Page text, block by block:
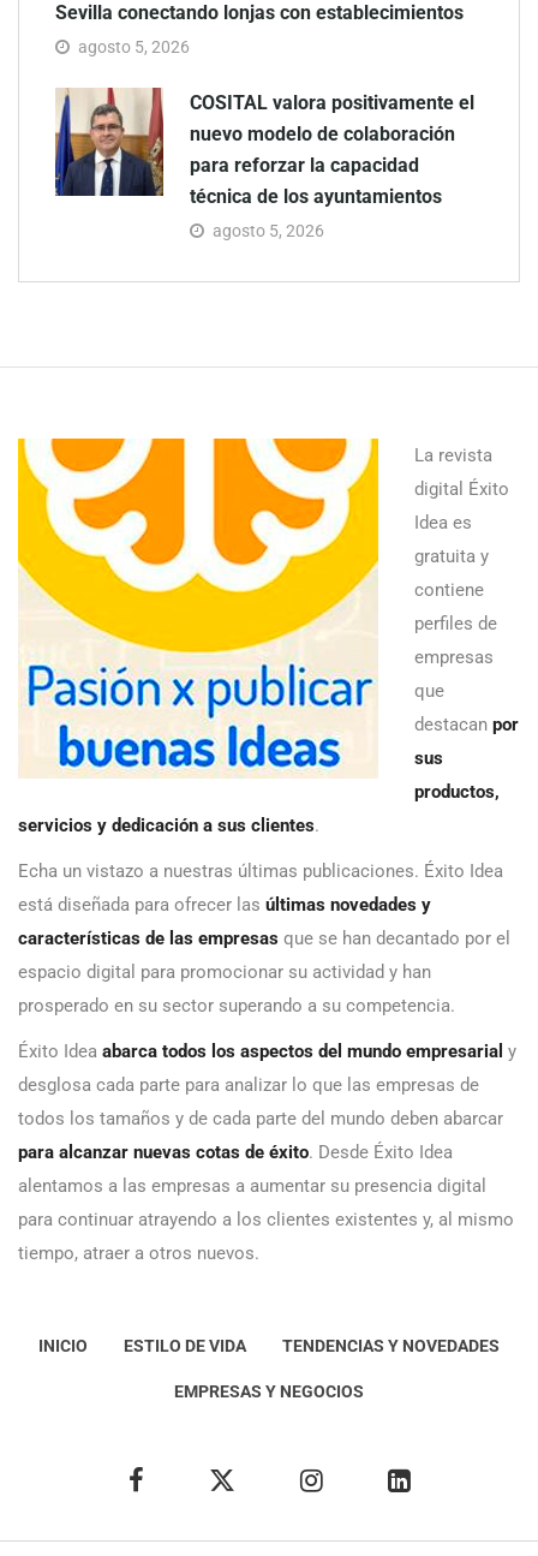
Sevilla conectando lonjas con establecimientos
agosto 5, 2026
COSITAL valora positivamente el
nuevo modelo de colaboración
para reforzar la capacidad
técnica de los ayuntamientos
agosto 5, 2026
La revista
digital Éxito
Idea es
gratuita y
contiene
perfiles de
empresas
que
destacan por
sus
productos,
servicios y dedicación a sus clientes.
Echa un vistazo a nuestras últimas publicaciones. Éxito Idea
está diseñada para ofrecer las últimas novedades y
características de las empresas que se han decantado por el
espacio digital para promocionar su actividad y han
prosperado en su sector superando a su competencia.
Éxito Idea abarca todos los aspectos del mundo empresarial y
desglosa cada parte para analizar lo que las empresas de
todos los tamaños y de cada parte del mundo deben abarcar
para alcanzar nuevas cotas de éxito. Desde Éxito Idea
alentamos a las empresas a aumentar su presencia digital
para continuar atrayendo a los clientes existentes y, al mismo
tiempo, atraer a otros nuevos.
INICIO ESTILO DE VIDA TENDENCIAS Y NOVEDADES
EMPRESAS Y NEGOCIOS